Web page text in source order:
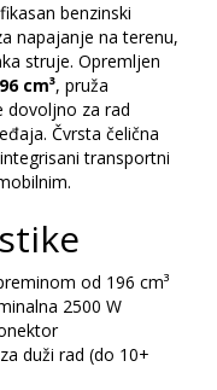
benzinski
napajanje na terenu,
struje. Opremljen
cm³, pruža
dovoljno za rad
Čvrsta čelična
transportni
od 196 cm³
2500 W
duži rad (do 10+